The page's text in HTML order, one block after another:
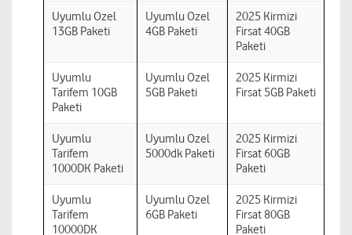
Uyumlu Ozel
13GB Paketi
Uyumlu Ozel
4GB Paketi
2025 Kirmizi
Firsat 40GB
Paketi
Uyumlu
Tarifem 10GB
Paketi
Uyumlu Ozel
5GB Paketi
2025 Kirmizi
Firsat 5GB Paketi
Uyumlu
Tarifem
1000DK Paketi
Uyumlu Ozel
5000dk Paketi
2025 Kirmizi
Firsat 60GB
Paketi
Uyumlu
Tarifem
10000DK
Uyumlu Ozel
6GB Paketi
2025 Kirmizi
Firsat 80GB
Paketi